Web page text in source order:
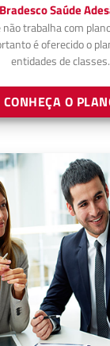
Bradesco Saúde
não trabalha com
é oferecido o
entidades de classes.
CONHEÇA O